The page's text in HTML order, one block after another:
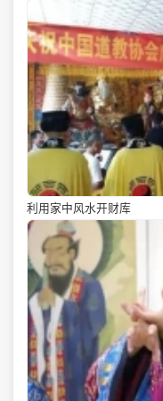
利用家中风水开财库